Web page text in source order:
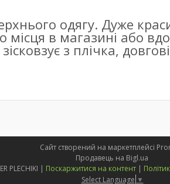
одягу. Дуже
в магазині або
з плічка,
Сайт створений на маркетплейсі
Продавець на Bigl.ua
SUPER PLECHIKI | Поскаржитися на контент |
Select Language ▼